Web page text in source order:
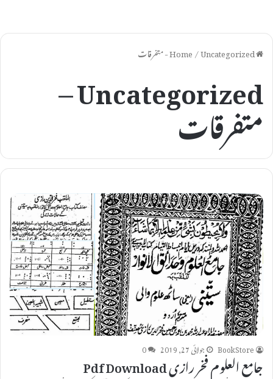
/Uncategorized - متفرقات
Uncategorized –
متفرقات
BookStore جولائی 27, 2019 0
جامع العلوم فخر رازی Pdf Download